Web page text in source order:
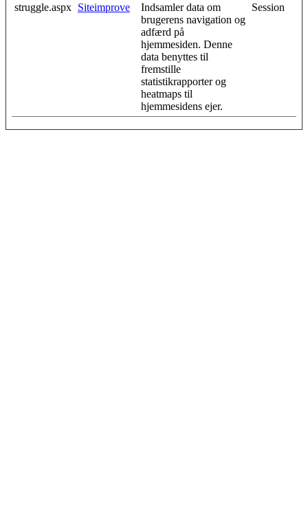
struggle.aspx Siteimprove
Indsamler data om
brugerens navigation og
adfærd på
hjemmesiden. Denne
data benyttes til
fremstille
statistikrapporter og
heatmaps til
hjemmesidens ejer.
Session